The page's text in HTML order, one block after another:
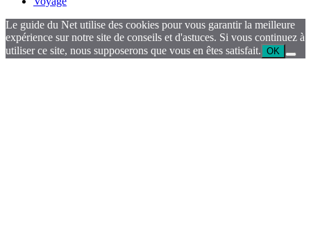
Le guide du Net utilise des cookies pour vous garantir la meilleure
expérience sur notre site de conseils et d'astuces. Si vous continuez à
utiliser ce site, nous supposerons que vous en êtes satisfait. OK